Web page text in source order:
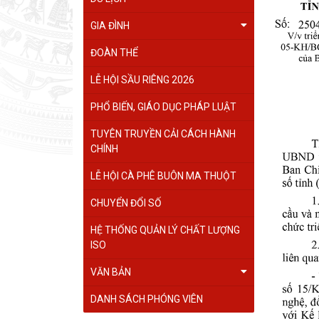
GIA ĐÌNH
ĐOÀN THỂ
LỄ HỘI SẦU RIÊNG 2026
PHỔ BIẾN, GIÁO DỤC PHÁP LUẬT
TUYÊN TRUYỀN CẢI CÁCH HÀNH
CHÍNH
LỄ HỘI CÀ PHÊ BUÔN MA THUỘT
CHUYỂN ĐỔI SỐ
HỆ THỐNG QUẢN LÝ CHẤT LƯỢNG
ISO
VĂN BẢN
DANH SÁCH PHÓNG VIÊN